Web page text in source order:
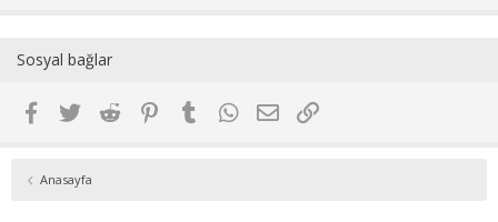
Sosyal bağlar
Facebook
TwitterReddit PinterestTumblrWhatsApp
E-postaLink
Anasayfa